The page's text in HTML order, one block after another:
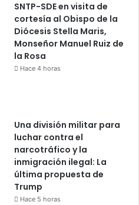
SNTP-SDE en visita de
cortesía al Obispo de la
Diócesis Stella Maris,
Monseñor Manuel Ruiz de
la Rosa
Hace 4 horas
Una división militar para
luchar contra el
narcotráfico y la
inmigración ilegal: La
última propuesta de
Trump
Hace 5 horas